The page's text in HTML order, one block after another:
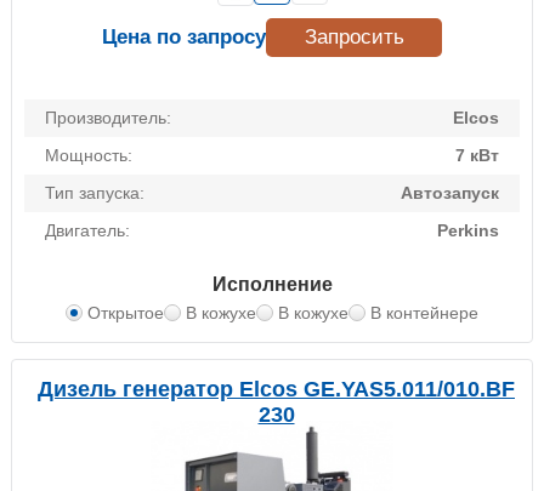
Производитель:
Elcos
Мощность:
7 кВт
Тип запуска:
Автозапуск
Двигатель:
Perkins
Исполнение
Открытое В кожухе В кожухе В контейнере
Цена по запросу Запросить
Дизель генератор Elcos GE.YAS5.011/010.BF
230